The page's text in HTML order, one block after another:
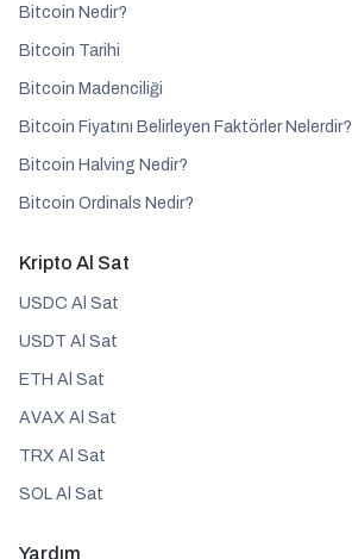
Bitcoin Nedir?
Bitcoin Tarihi
Bitcoin Madenciliği
Bitcoin Fiyatını Belirleyen Faktörler Nelerdir?
Bitcoin Halving Nedir?
Bitcoin Ordinals Nedir?
Kripto Al Sat
USDC Al Sat
USDT Al Sat
ETH Al Sat
AVAX Al Sat
TRX Al Sat
SOL Al Sat
Yardım